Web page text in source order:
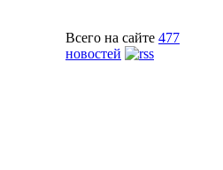
Всего на сайте 477
новостей